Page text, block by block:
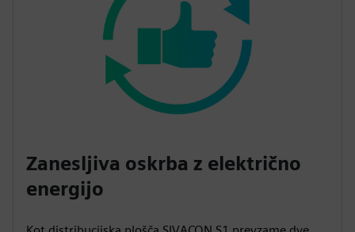
Zanesljiva oskrba z električno
energijo